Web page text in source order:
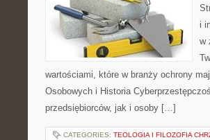
i
w
wartościami, które w branży ochrony
Osobowych i Historia
przedsiębiorców, jak i osoby […]
CATEGORIES: TEOLOGIA I FILOZOFIA